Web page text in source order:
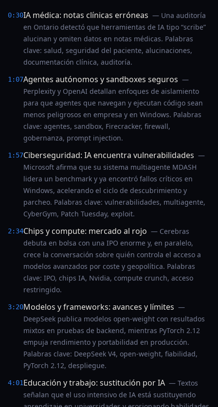
0:30IA médica: notas clínicas erróneas — Una auditoría
en Ontario detectó que herramientas de IA tipo “scribe”
alucinan y omiten datos en notas médicas. Palabras
clave: salud, seguridad del paciente, alucinaciones,
documentación clínica, auditoría.
1:07Agentes autónomos y sandboxes seguros —
Perplexity y OpenAI detallan enfoques de aislamiento
para que agentes que navegan y ejecutan código sean
menos peligrosos en empresa y en Windows. Palabras
clave: agentes, sandbox, Firecracker, firewall,
gobernanza, prompt injection.
1:57Ciberseguridad: IA encuentra vulnerabilidades —
Microsoft afirma que su sistema multiagente MDASH
lidera un benchmark y ya encontró fallos críticos en
Windows, acelerando el ciclo de descubrimiento y
parcheo. Palabras clave: vulnerabilidades, multiagente,
CyberGym, Patch Tuesday, exploit.
2:34Chips y compute: mercado al rojo — Cerebras
debuta en bolsa con una IPO enorme y, en paralelo,
crece la conversación sobre quién controla el acceso a
modelos avanzados por coste y geopolítica. Palabras
clave: IPO, chips IA, Nvidia, compute crunch, acceso
restringido.
3:20Modelos y frameworks: avances y límites —
DeepSeek publica modelos open-weight con resultados
mixtos en pruebas de backend, mientras PyTorch 2.12
empuja rendimiento y portabilidad en producción.
Palabras clave: DeepSeek V4, open-weight, fiabilidad,
PyTorch 2.12, despliegue.
4:01Educación y trabajo: sustitución por IA — Textos
señalan que el uso intensivo de IA está sustituyendo